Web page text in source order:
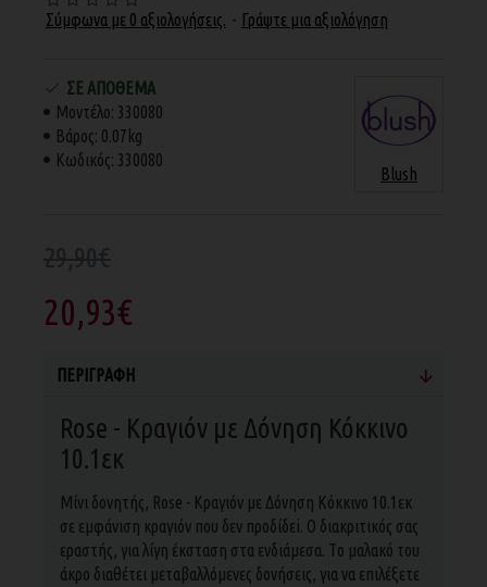
Σύμφωνα με 0 αξιολογήσεις. - Γράψτε μια αξιολόγηση
20,93€
ΣΕ ΑΠΌΘΕΜΑ
Μοντέλο: 330080
Βάρος: 0.07kg
Κωδικός: 330080
Blush
ΠΕΡΙΓΡΑΦΉ
Rose - Κραγιόν με Δόνηση Κόκκινο
10.1εκ
Μίνι δονητής, Rose - Κραγιόν με Δόνηση Κόκκινο 10.1εκ
σε εμφάνιση κραγιόν που δεν προδίδεi. O διακριτικός σας
εραστής, για λίγη έκσταση στα ενδιάμεσα. Tο μαλακό του
άκρο διαθέτει μεταβαλλόμενες δονήσεις, για να επιλέξετε